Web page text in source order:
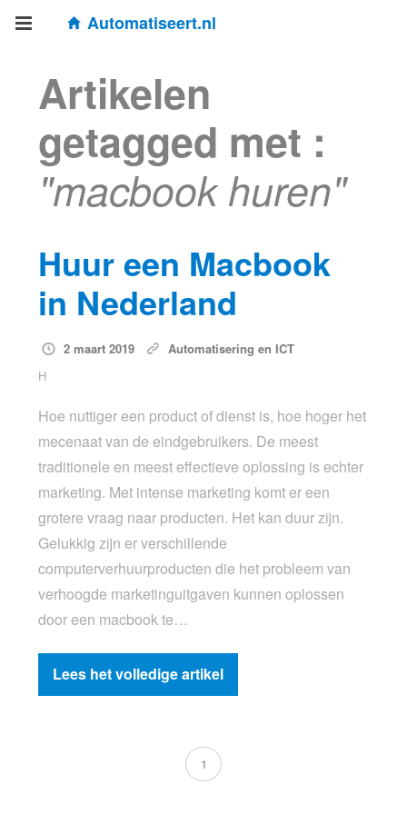
Automatiseert.nl
Artikelen
getagged met :
"macbook huren"
Huur een Macbook
in Nederland
2 maart 2019
Automatisering en ICT
H
Hoe nuttiger een product of dienst is, hoe hoger het
mecenaat van de eindgebruikers. De meest
traditionele en meest effectieve oplossing is echter
marketing. Met intense marketing komt er een
grotere vraag naar producten. Het kan duur zijn.
Gelukkig zijn er verschillende
computerverhuurproducten die het probleem van
verhoogde marketinguitgaven kunnen oplossen
door een macbook te…
Lees het volledige artikel
1